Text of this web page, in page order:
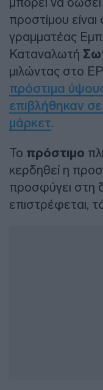
προστίμου
γραμματέας
Καταναλωτή
μιλώντας στο
πρόστιμα
επιβλήθηκαν
μάρκετ.
Το πρόστιμο
κερδηθεί η
προσφύγει στη
επιστρέφεται,